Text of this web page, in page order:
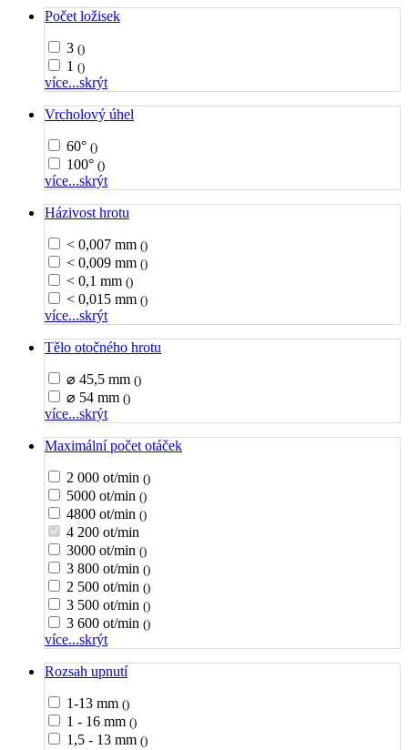
Počet ložisek
3 ()
1 ()
více...skrýt
Vrcholový úhel
60° ()
100° ()
více...skrýt
Házivost hrotu
< 0,007 mm ()
< 0,009 mm ()
< 0,1 mm ()
< 0,015 mm ()
více...skrýt
Tělo otočného hrotu
⌀ 45,5 mm ()
⌀ 54 mm ()
více...skrýt
Maximální počet otáček
2 000 ot/min ()
5000 ot/min ()
4800 ot/min ()
4 200 ot/min
3000 ot/min ()
3 800 ot/min ()
2 500 ot/min ()
3 500 ot/min ()
3 600 ot/min ()
více...skrýt
Rozsah upnutí
1-13 mm ()
1 - 16 mm ()
1,5 - 13 mm ()